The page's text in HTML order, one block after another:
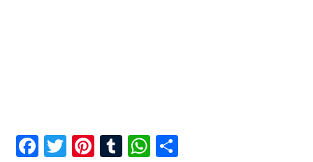
Facebook
Twitter
Pinterest
TumblrWhatsApp